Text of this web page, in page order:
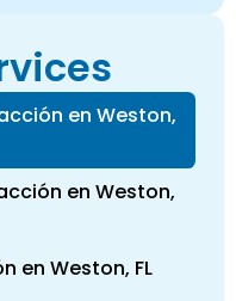
en Weston,
en Weston,
en Weston, FL